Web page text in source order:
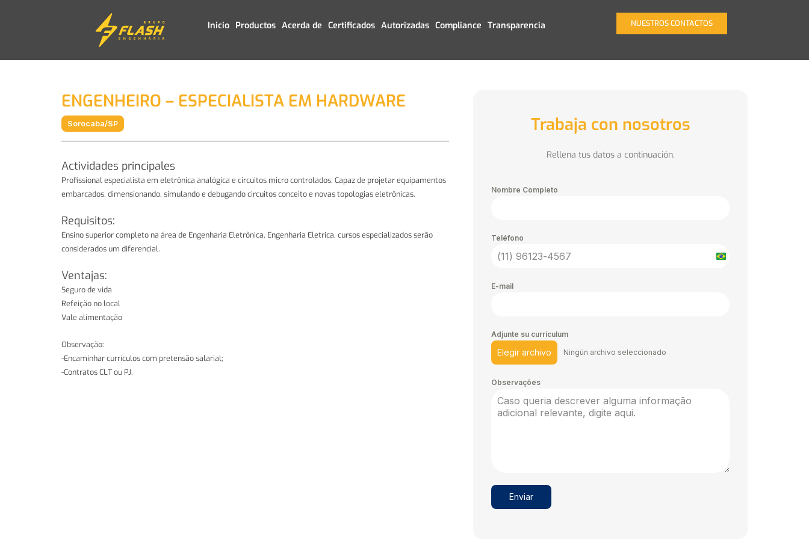
Inicio Productos Acerda de Certificados Autorizadas Compliance Transparencia NUESTROS CONTACTOS
ENGENHEIRO – ESPECIALISTA EM HARDWARE
Sorocaba/SP
Actividades principales
Profissional especialista em eletrônica analógica e circuitos micro controlados. Capaz de projetar equipamentos
embarcados, dimensionando, simulando e debugando circuitos conceito e novas topologias eletrônicas.
Requisitos:
Ensino superior completo na área de Engenharia Eletrônica, Engenharia Eletrica, cursos especializados serão
considerados um diferencial.
Ventajas:
Seguro de vida
Refeição no local
Vale alimentação
Observação:
-Encaminhar currículos com pretensão salarial;
-Contratos CLT ou PJ.
Trabaja con nosotros
Rellena tus datos a continuación.
Nombre Completo
Teléfono
Brazil
E-mail
Adjunte su currículum
Elegir archivo Ningún archivo seleccionado
Observações
Enviar